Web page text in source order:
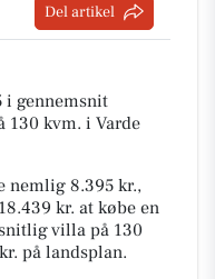
Del artikel
i gennemsnit
130 kvm. i Varde
nemlig 8.395 kr.,
kr. at købe en
villa på 130
på landsplan.